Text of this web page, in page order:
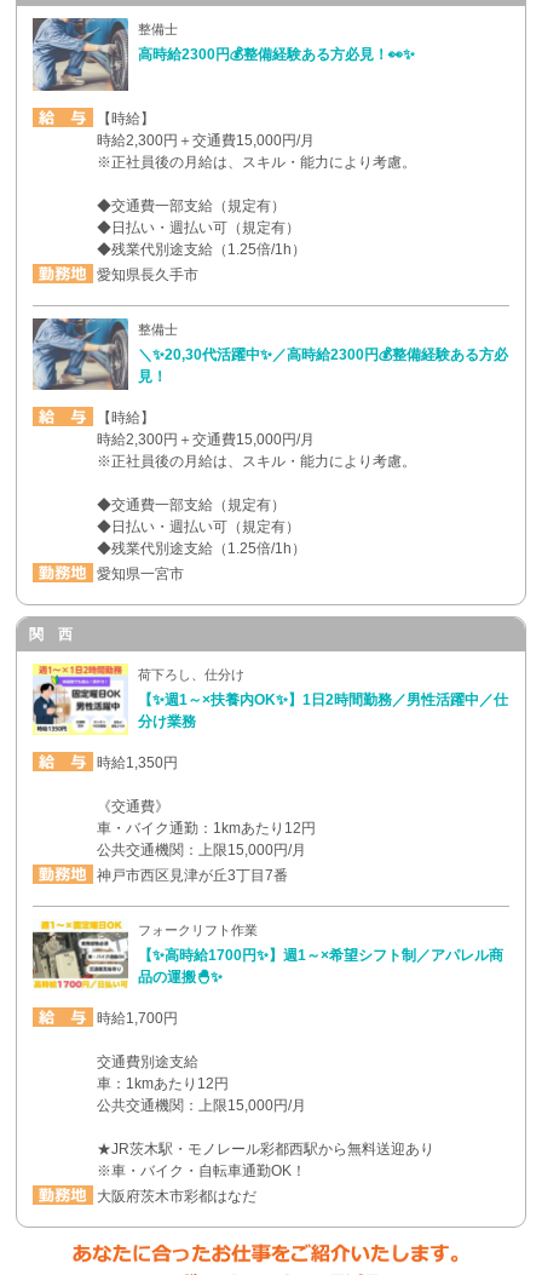
整備士
高時給2300円💰整備経験ある方必見！👀✨
【時給】
時給2,300円＋交通費15,000円/月
※正社員後の月給は、スキル・能力により考慮。
◆交通費一部支給（規定有）
◆日払い・週払い可（規定有）
◆残業代別途支給（1.25倍/1h）
愛知県長久手市
整備士
＼✨20,30代活躍中✨／高時給2300円💰整備経験ある方必
見！
【時給】
時給2,300円＋交通費15,000円/月
※正社員後の月給は、スキル・能力により考慮。
◆交通費一部支給（規定有）
◆日払い・週払い可（規定有）
◆残業代別途支給（1.25倍/1h）
愛知県一宮市
関 西
荷下ろし、仕分け
【✨週1～×扶養内OK✨】1日2時間勤務／男性活躍中／仕
分け業務
時給1,350円
《交通費》
車・バイク通勤：1kmあたり12円
公共交通機関：上限15,000円/月
神戸市西区見津が丘3丁目7番
フォークリフト作業
【✨高時給1700円✨】週1～×希望シフト制／アパレル商
品の運搬🐣✨
時給1,700円
交通費別途支給
車：1kmあたり12円
公共交通機関：上限15,000円/月
★JR茨木駅・モノレール彩都西駅から無料送迎あり
※車・バイク・自転車通勤OK！
大阪府茨木市彩都はなだ